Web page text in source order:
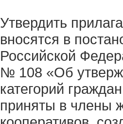
Утвердить
вносятся в
Российской
№ 108 «Об
категорий
приняты в члены